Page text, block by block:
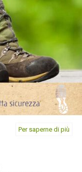
Per saperne di più